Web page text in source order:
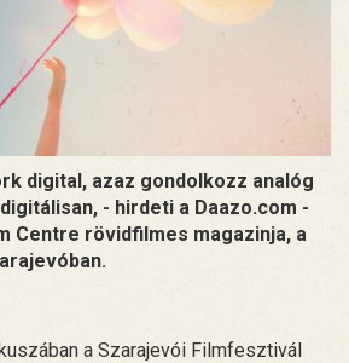
digital, azaz gondolkozz analóg
- hirdeti a Daazo.com -
Centre rövidfilmes magazinja, a
a Szarajevói Filmfesztivál